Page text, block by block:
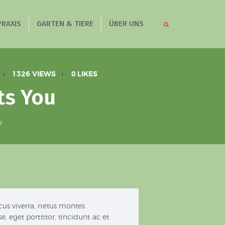
GARTEN & TIERE ÜBER UNS
1326 VIEWS 0 LIKES
You
viverra, netus montes
eget porttitor, tincidunt ac et